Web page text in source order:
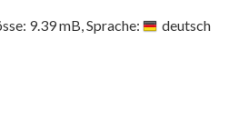
9.39 mB, Sprache:
deutsch